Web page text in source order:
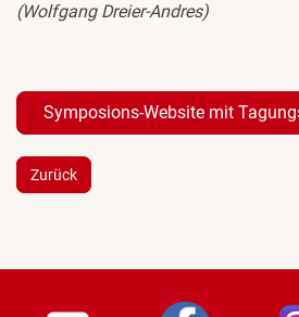
(Wolfgang Dreier-Andres)
Symposions-Website mit
Zurück